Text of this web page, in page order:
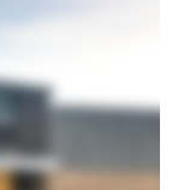
visual